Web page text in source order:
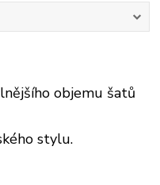
objemu šatů
stylu.